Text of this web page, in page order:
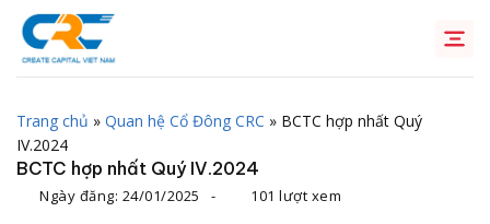
Chuyển
đến
dung
Trang chủ » Quan hệ Cổ Đông CRC » BCTC hợp nhất Quý
IV.2024
BCTC hợp nhất Quý IV.2024
Ngày đăng: 24/01/2025 - 101 lượt xem